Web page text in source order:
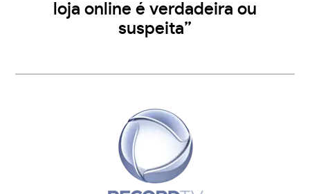
loja online é verdadeira ou
suspeita”